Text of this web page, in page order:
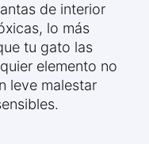
de interior
lo más
tu gato las
elemento no
leve malestar